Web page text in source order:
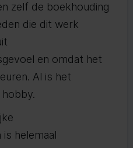
zelf de boekhouding
die dit werk
en omdat het
Al is het
helemaal